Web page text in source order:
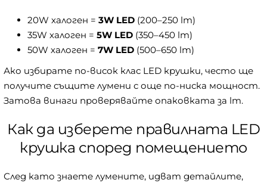
20W халоген = 3W LED (200–250 lm)
35W халоген = 5W LED (350–450 lm)
50W халоген = 7W LED (500–650 lm)
Ако избирате по-висок клас LED крушки, често ще
получите същите лумени с още по-ниска мощност.
Затова винаги проверявайте опаковката за lm.
Как да изберете правилната LED
крушка според помещението
След като знаете лумените, идват детайлите,